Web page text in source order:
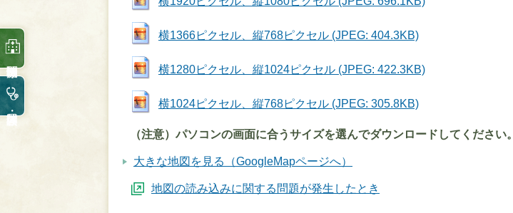
横1366ピクセル、縦768ピクセル (JPEG: 404.3KB)
横1280ピクセル、縦1024ピクセル (JPEG: 422.3KB)
横1024ピクセル、縦768ピクセル (JPEG: 305.8KB)
（注意）パソコンの画面に合うサイズを選んでダウンロードしてください。
大きな地図を見る（GoogleMapページへ）
地図の読み込みに関する問題が発生したとき